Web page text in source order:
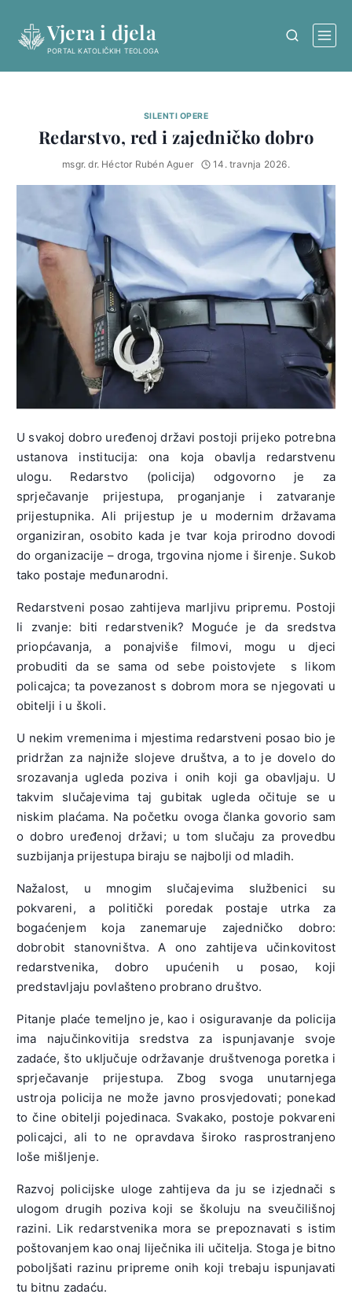
content
Vjera i djela
PORTAL KATOLIČKIH TEOLOGA
SILENTI OPERE
Redarstvo, red i zajedničko dobro
msgr. dr. Héctor Rubén Aguer 14. travnja 2026.
U svakoj dobro uređenoj državi postoji prijeko potrebna
ustanova institucija: ona koja obavlja redarstvenu
ulogu. Redarstvo (policija) odgovorno je za
sprječavanje prijestupa, proganjanje i zatvaranje
prijestupnika. Ali prijestup je u modernim državama
organiziran, osobito kada je tvar koja prirodno dovodi
do organizacije – droga, trgovina njome i širenje. Sukob
tako postaje međunarodni.
Redarstveni posao zahtijeva marljivu pripremu. Postoji
li zvanje: biti redarstvenik? Moguće je da sredstva
priopćavanja, a ponajviše filmovi, mogu u djeci
probuditi da se sama od sebe poistovjete s likom
policajca; ta povezanost s dobrom mora se njegovati u
obitelji i u školi.
U nekim vremenima i mjestima redarstveni posao bio je
pridržan za najniže slojeve društva, a to je dovelo do
srozavanja ugleda poziva i onih koji ga obavljaju. U
takvim slučajevima taj gubitak ugleda očituje se u
niskim plaćama. Na početku ovoga članka govorio sam
o dobro uređenoj državi; u tom slučaju za provedbu
suzbijanja prijestupa biraju se najbolji od mladih.
Nažalost, u mnogim slučajevima službenici su
pokvareni, a politički poredak postaje utrka za
bogaćenjem koja zanemaruje zajedničko dobro:
dobrobit stanovništva. A ono zahtijeva učinkovitost
redarstvenika, dobro upućenih u posao, koji
predstavljaju povlašteno probrano društvo.
Pitanje plaće temeljno je, kao i osiguravanje da policija
ima najučinkovitija sredstva za ispunjavanje svoje
zadaće, što uključuje održavanje društvenoga poretka i
sprječavanje prijestupa. Zbog svoga unutarnjega
ustroja policija ne može javno prosvjedovati; ponekad
to čine obitelji pojedinaca. Svakako, postoje pokvareni
policajci, ali to ne opravdava široko rasprostranjeno
loše mišljenje.
Razvoj policijske uloge zahtijeva da ju se izjednači s
ulogom drugih poziva koji se školuju na sveučilišnoj
razini. Lik redarstvenika mora se prepoznavati s istim
poštovanjem kao onaj liječnika ili učitelja. Stoga je bitno
poboljšati razinu pripreme onih koji trebaju ispunjavati
tu bitnu zadaću.